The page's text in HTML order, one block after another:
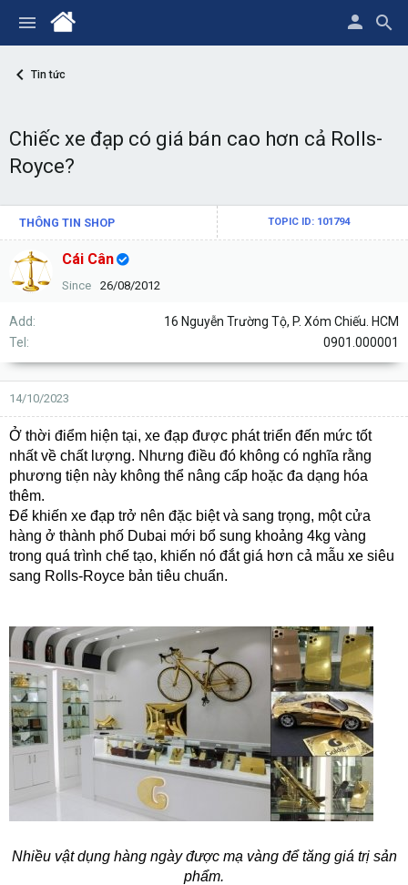
Tin tức
Chiếc xe đạp có giá bán cao hơn cả Rolls-
Royce?
THÔNG TIN SHOP TOPIC ID: 101794
Cái Cân
Since 26/08/2012
Add
16 Nguyễn Trường Tộ, P. Xóm Chiếu. HCM
Tel
0901.000001
14/10/2023
Ở thời điểm hiện tại, xe đạp được phát triển đến mức tốt
nhất về chất lượng. Nhưng điều đó không có nghĩa rằng
phương tiện này không thể nâng cấp hoặc đa dạng hóa
thêm.
Để khiến xe đạp trở nên đặc biệt và sang trọng, một cửa
hàng ở thành phố Dubai mới bổ sung khoảng 4kg vàng
trong quá trình chế tạo, khiến nó đắt giá hơn cả mẫu xe siêu
sang Rolls-Royce bản tiêu chuẩn.
Nhiều vật dụng hàng ngày được mạ vàng để tăng giá trị sản
phẩm.